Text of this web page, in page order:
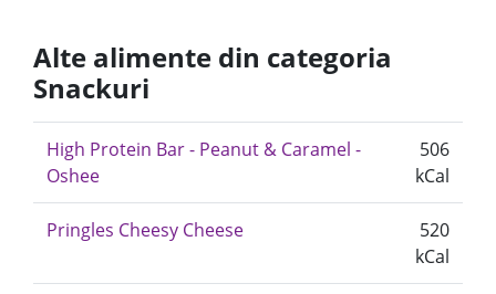
Alte alimente din categoria
Snackuri
High Protein Bar - Peanut & Caramel -
Oshee
506
kCal
Pringles Cheesy Cheese
520
kCal